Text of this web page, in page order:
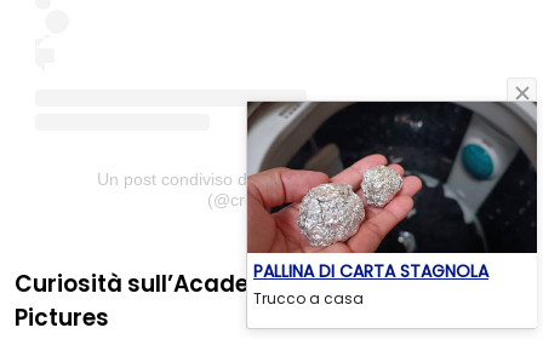
Un post condiviso da Cruz De Godoy Viagens
(@cruzdegodoy)
Curiosità sull’Academy Museum of Motion
Pictures
PALLINA DI CARTA STAGNOLA
Trucco a casa